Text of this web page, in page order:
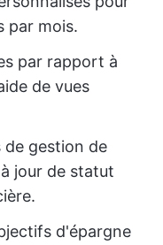
par mois.
par rapport à
de vues
gestion de
jour de statut
d'épargne